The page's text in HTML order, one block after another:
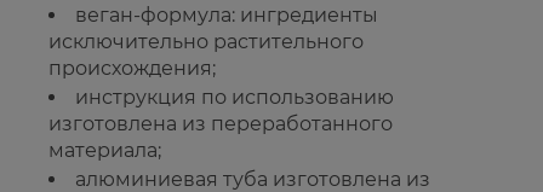
веган-формула: ингредиенты
исключительно растительного
происхождения;
инструкция по использованию
изготовлена ​​из переработанного
материала;
алюминиевая туба изготовлена ​​из